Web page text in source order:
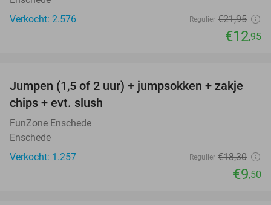
Verkocht: 2.576
Regulier €21,95
€12,95
48%
Jumpen (1,5 of 2 uur) + jumpsokken + zakje
chips + evt. slush
FunZone Enschede
Enschede
Verkocht: 1.257
Regulier €18,30
€9,50